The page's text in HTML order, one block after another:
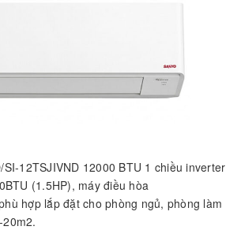
12TSJIVND 12000 BTU 1 chiều inverter
(1.5HP), máy điều hòa
hợp lắp đặt cho phòng ngủ, phòng làm